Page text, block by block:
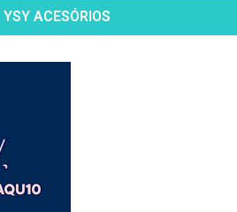
YSY ACESÓRIOS